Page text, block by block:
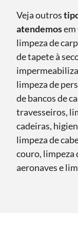
Veja outros
atendemosem
limpeza de
de tapete à
limpeza de
de bancos de
travesseiros,
cadeiras,
limpeza de
couro, limpeza
aeronaves e